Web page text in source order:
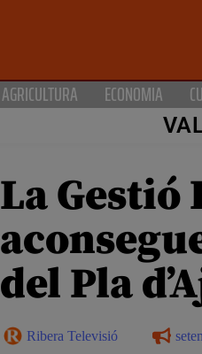
AGRICULTURA ECONOMIA
La
del Pla
Ribera Televisió